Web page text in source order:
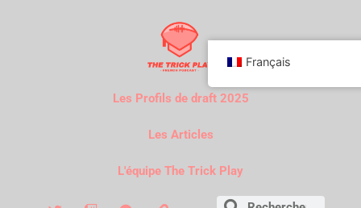
Les Profils de draft 2025
Les Articles
L'équipe The Trick Play
Français